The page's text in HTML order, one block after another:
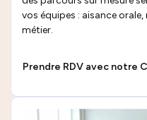
vos équipes : aisance
métier.
Prendre RDV avec notre